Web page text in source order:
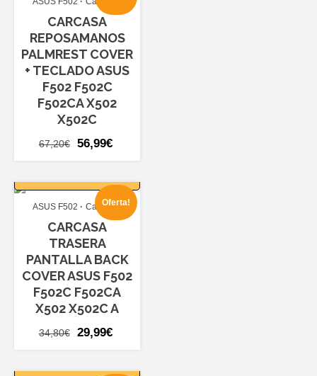
31,20€. 26,99€.
CARCASA
REPOSAMANOS
PALMREST COVER
+ TECLADO ASUS
F502 F502C
F502CA X502
X502C
67,20€
El
era:
67,20€.
56,99€
56,99€.
Oferta!
ASUS F502 Carcasas
CARCASA
TRASERA
PANTALLA BACK
COVER ASUS F502
F502C F502CA
X502 X502C A
34,80€
El
29,99€